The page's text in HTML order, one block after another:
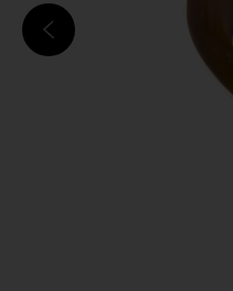
Previous